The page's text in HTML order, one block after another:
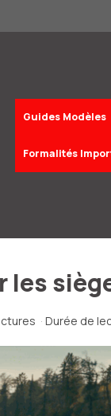
Guides Modèles
Formalités
les
· Durée de